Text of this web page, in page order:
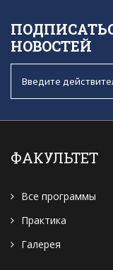
НОВОСТЕЙ
ФАКУЛЬТЕТ
Все программы
Практика
Галерея